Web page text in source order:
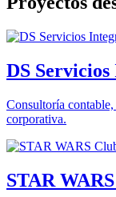
DS
Consultoría
corporativa.
STAR